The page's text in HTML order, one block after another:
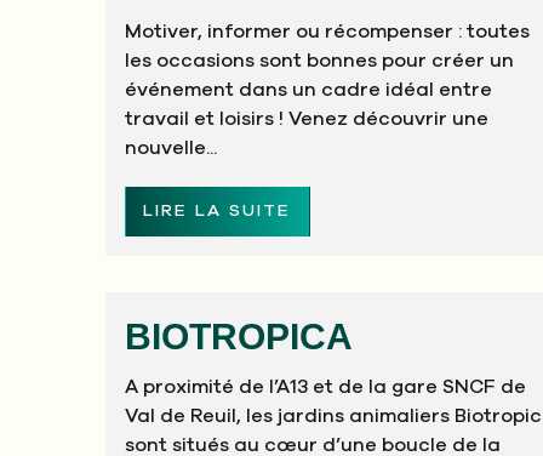
Motiver, informer ou récompenser : toutes
les occasions sont bonnes pour créer un
événement dans un cadre idéal entre
travail et loisirs ! Venez découvrir une
nouvelle...
LIRE LA SUITE
BIOTROPICA
A proximité de l’A13 et de la gare SNCF de
Val de Reuil, les jardins animaliers
sont situés au cœur d’une boucle de la